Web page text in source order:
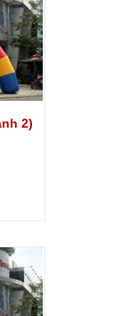
2)